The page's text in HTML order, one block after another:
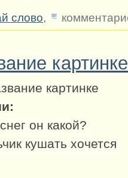
слово,
картинке
картинке
он какой?
кушать хочется